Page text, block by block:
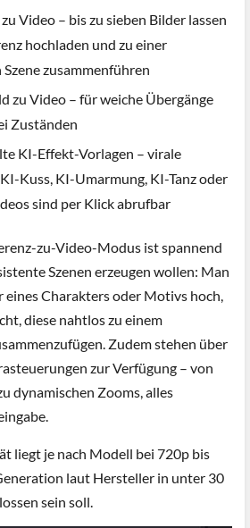
Video – bis zu sieben Bilder lassen
hochladen und zu einer
zusammenführen
zu Video – für weiche Übergänge
Zuständen
KI-Effekt-Vorlagen – virale
Kuss, KI-Umarmung, KI-Tanz oder
sind per Klick abrufbar
zu-Video-Modus ist spannend
Szenen erzeugen wollen: Man
eines Charakters oder Motivs hoch,
diese nahtlos zu einem
Zudem stehen über
zur Verfügung – von
dynamischen Zooms, alles
liegt je nach Modell bei 720p bis
laut Hersteller in unter 30
sein soll.